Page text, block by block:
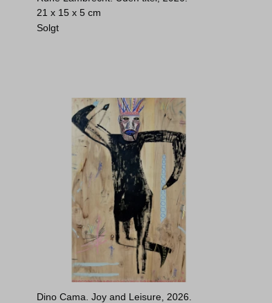
21 x 15 x 5 cm
Solgt
Dino Cama. Joy and Leisure, 2026.